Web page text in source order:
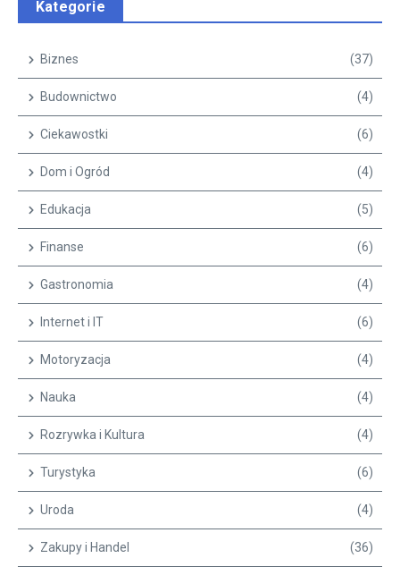
Kategorie
Biznes (37)
Budownictwo (4)
Ciekawostki (6)
Dom i Ogród (4)
Edukacja (5)
Finanse (6)
Gastronomia (4)
Internet i IT (6)
Motoryzacja (4)
Nauka (4)
Rozrywka i Kultura (4)
Turystyka (6)
Uroda (4)
Zakupy i Handel (36)